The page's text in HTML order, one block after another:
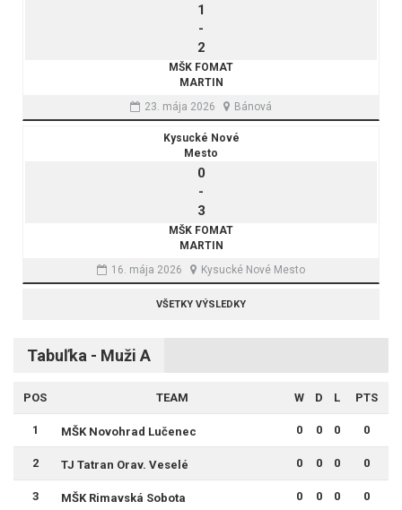
1
-
2
MŠK FOMAT
MARTIN
23. mája 2026
Bánová
Kysucké Nové
Mesto
0
-
3
MŠK FOMAT
MARTIN
16. mája 2026
Kysucké Nové Mesto
VŠETKY VÝSLEDKY
Tabuľka - Muži A
POS TEAM W D L PTS
1 MŠK Novohrad Lučenec 0 0 0 0
2 TJ Tatran Orav. Veselé 0 0 0 0
3 MŠK Rimavská Sobota 0 0 0 0